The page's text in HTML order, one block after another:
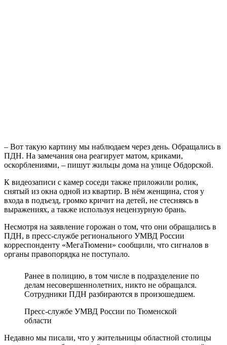
– Вот такую картину мы наблюдаем через день. Обращались в
ПДН. На замечания она реагирует матом, криками,
оскорблениями, – пишут жильцы дома на улице Обдорской.
К видеозаписи с камер соседи также приложили ролик,
снятый из окна одной из квартир. В нём женщина, стоя у
входа в подъезд, громко кричит на детей, не стесняясь в
выражениях, а также используя нецензурную брань.
Несмотря на заявление горожан о том, что они обращались в
ПДН, в пресс‑службе регионального УМВД России
корреспонденту «МегаТюмени» сообщили, что сигналов в
органы правопорядка не поступало.
Ранее в полицию, в том числе в подразделение по
делам несовершеннолетних, никто не обращался.
Сотрудники ПДН разбираются в произошедшем.
Пресс‑службе УМВД России по Тюменской
области
Недавно мы писали, что у жительницы областной столицы